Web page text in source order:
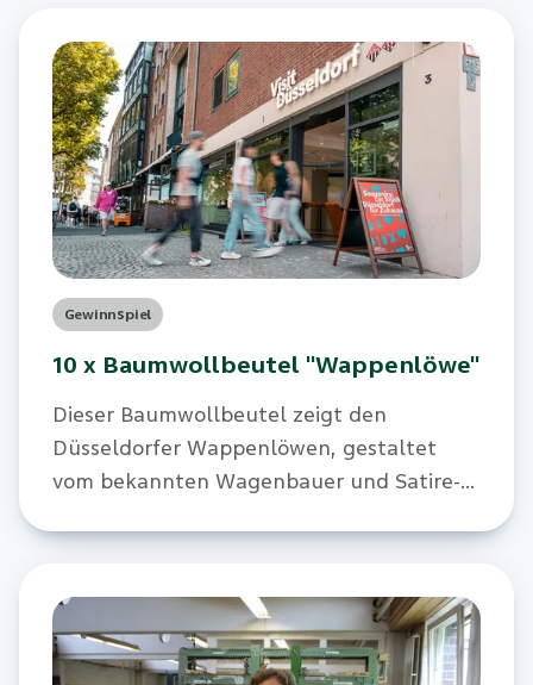
Gewinnspiel
10 x Baumwollbeutel "Wappenlöwe"
Dieser Baumwollbeutel zeigt den
Düsseldorfer Wappenlöwen, gestaltet
vom bekannten Wagenbauer und Satire-